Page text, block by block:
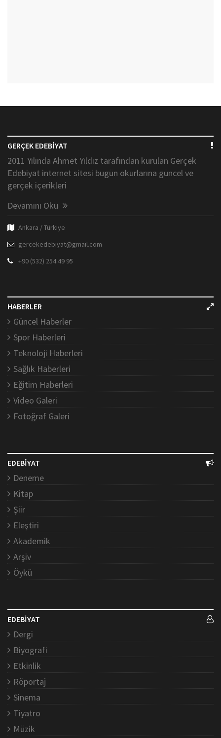
GERÇEK EDEBİYAT
2011 Yılında Ahmet Yıldız tarafından kurulan Gerçek
Edebiyat internet sitesi bugün okurlarına güncel ve
gerçek içerikleri
Devamını Oku
Ankara / Türkiye
gercekedebiyat@gmail.com
+90 (532) 254 49 95
HABERLER
Güncel Haberler
Spor Haberleri
Teknoloji Haberleri
Sağlık Haberleri
Eğitim Haberleri
Video Galeri
Fotoğraf Galeri
EDEBİYAT
Deneme
Kitap
Şiir
Eleştiri
Akademik
Arşiv
Öykü
EDEBİYAT
Dergi
Biyografi
Etkinlik
Röportaj
Sinema
Tiyatro
Müzik